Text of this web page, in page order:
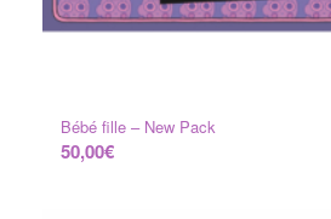
Bébé fille – New Pack
50,00€